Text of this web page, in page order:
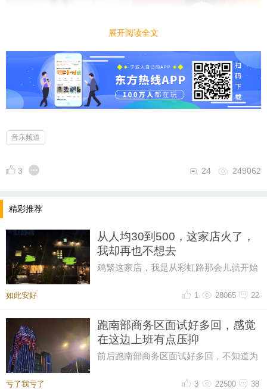
一个听者乐评:这首歌是我的镇静剂，我的解药，我的
自我。像帮一只跳脚的小猫理顺炸毛，告诉她生活是
死水你要激起涟漪，生活是悬崖你要在上面跳舞，生
展开阅读全文
音乐频道
3 249062
24
精彩推荐
从人均30到500，这家店火了，
我却再也不想去
鸡繁这家店，我是从彩虹路那会儿就开始
声再多，我也愿意去，那时候感
如此安好 22
28065
1
跑南部商务区面试好多回，感觉
在这边上班有点压抑
前后跑南部商务区面试好多回，不知道为
片密集写字楼自带压抑感，上下
亏了我亏了 38
22500
3